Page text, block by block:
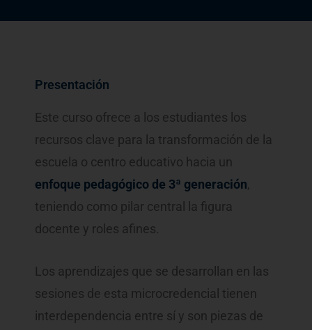
Presentación
Este curso ofrece a los estudiantes los
recursos clave para la transformación de la
escuela o centro educativo hacia un
enfoque pedagógico de 3ª generación
teniendo como pilar central la figura
docente y roles afines.
Los aprendizajes que se desarrollan en las
sesiones de esta microcredencial tienen
interdependencia entre sí y son piezas de